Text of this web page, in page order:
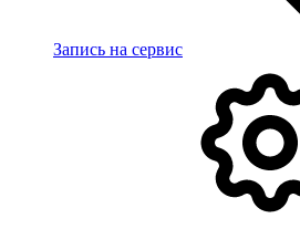
Запись на сервис